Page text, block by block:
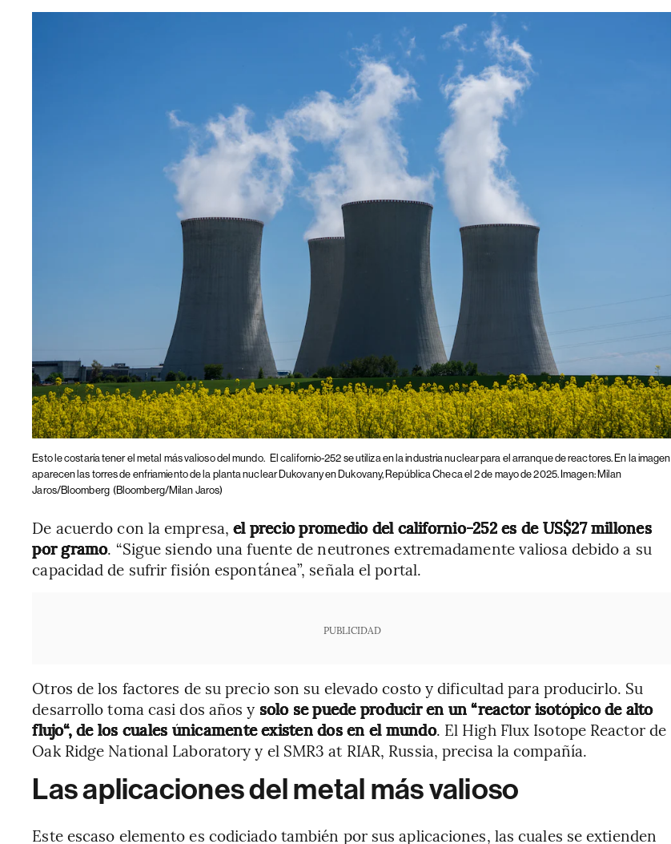
Esto le costaría tener el metal más valioso del mundo. El californio-252 se utiliza en la industria nuclear para el arranque de reactores. En la imagen
aparecen las torres de enfriamiento de la planta nuclear Dukovany en Dukovany, República Checa el 2 de mayo de 2025. Imagen: Milan
Jaros/Bloomberg (Bloomberg/Milan Jaros)
De acuerdo con la empresa,el precio promedio del californio-252 es de US$27 millones
por gramo. “Sigue siendo una fuente de neutrones extremadamente valiosa debido a su
capacidad de sufrir fisión espontánea”, señala el portal.
PUBLICIDAD
Otros de los factores de su precio son su elevado costo y dificultad para producirlo. Su
desarrollo toma casi dos años y solo se puede producir en un “reactor isotópico de alto
flujo“, de los cuales únicamente existen dos en el mundo. El High Flux Isotope Reactor de
Oak Ridge National Laboratory y el SMR3 at RIAR, Russia, precisa la compañía.
Las aplicaciones del metal más valioso
Este escaso elemento es codiciado también por sus aplicaciones, las cuales se extienden